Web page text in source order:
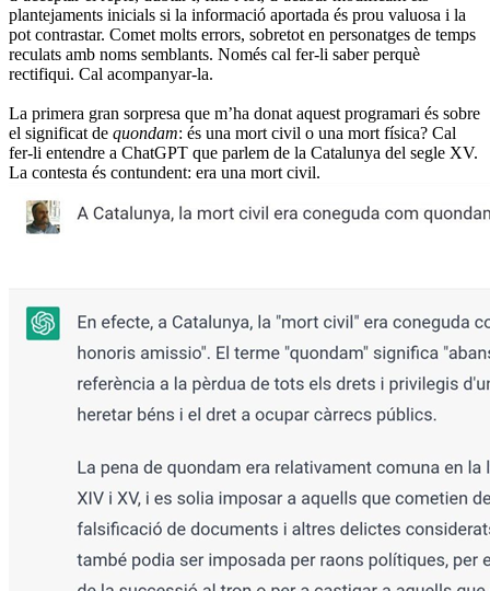
plantejaments inicials si la informació aportada és prou valuosa i la
pot contrastar. Comet molts errors, sobretot en personatges de temps
reculats amb noms semblants. Només cal fer-li saber perquè
rectifiqui. Cal acompanyar-la.
La primera gran sorpresa que m’ha donat aquest programari és sobre
el significat de quondam: és una mort civil o una mort física? Cal
fer-li entendre a ChatGPT que parlem de la Catalunya del segle XV.
La contesta és contundent: era una mort civil.